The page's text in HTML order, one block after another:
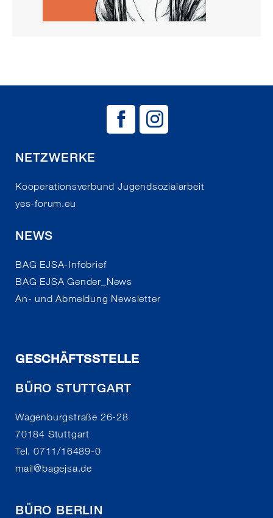
NETZWERKE
Kooperationsverbund Jugendsozialarbeit
yes-forum.eu
NEWS
BAG EJSA-Infobrief
BAG EJSA Gender_News
An- und Abmeldung Newsletter
BAG EJSA
GESCHÄFTSSTELLE
BÜRO STUTTGART
Wagenburgstraße 26-28
70184 Stuttgart
Tel. 0711/16489-0
mail@bagejsa.de
BÜRO BERLIN